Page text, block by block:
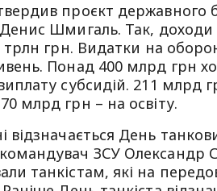
проєкт державного
Денис Шмигаль. Так, доходи
трлн грн. Видатки на
Понад 400 млрд грн
субсидій. 211 млрд
млрд грн – на освіту.
відзначається День
ЗСУ Олександр
танкістам, які на